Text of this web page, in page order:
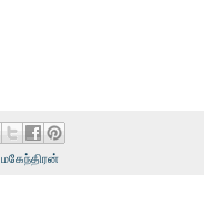
மகேந்திரன்